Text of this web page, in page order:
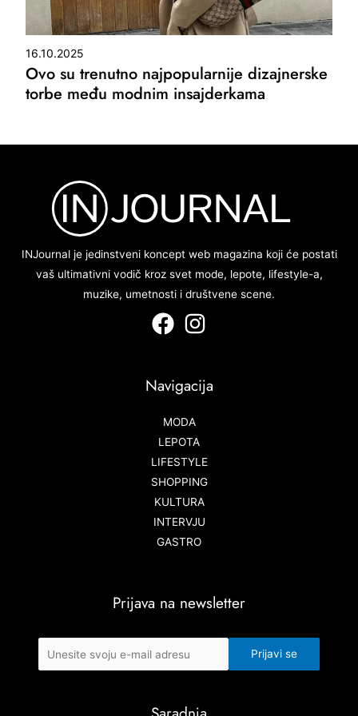
16.10.2025
Ovo su trenutno najpopularnije dizajnerske
torbe među modnim insajderkama
INJournal je jedinstveni koncept web magazina koji će postati
vaš ultimativni vodič kroz svet mode, lepote, lifestyle-a,
muzike, umetnosti i društvene scene.
Navigacija
MODA
LEPOTA
LIFESTYLE
SHOPPING
KULTURA
INTERVJU
GASTRO
Prijava na newsletter